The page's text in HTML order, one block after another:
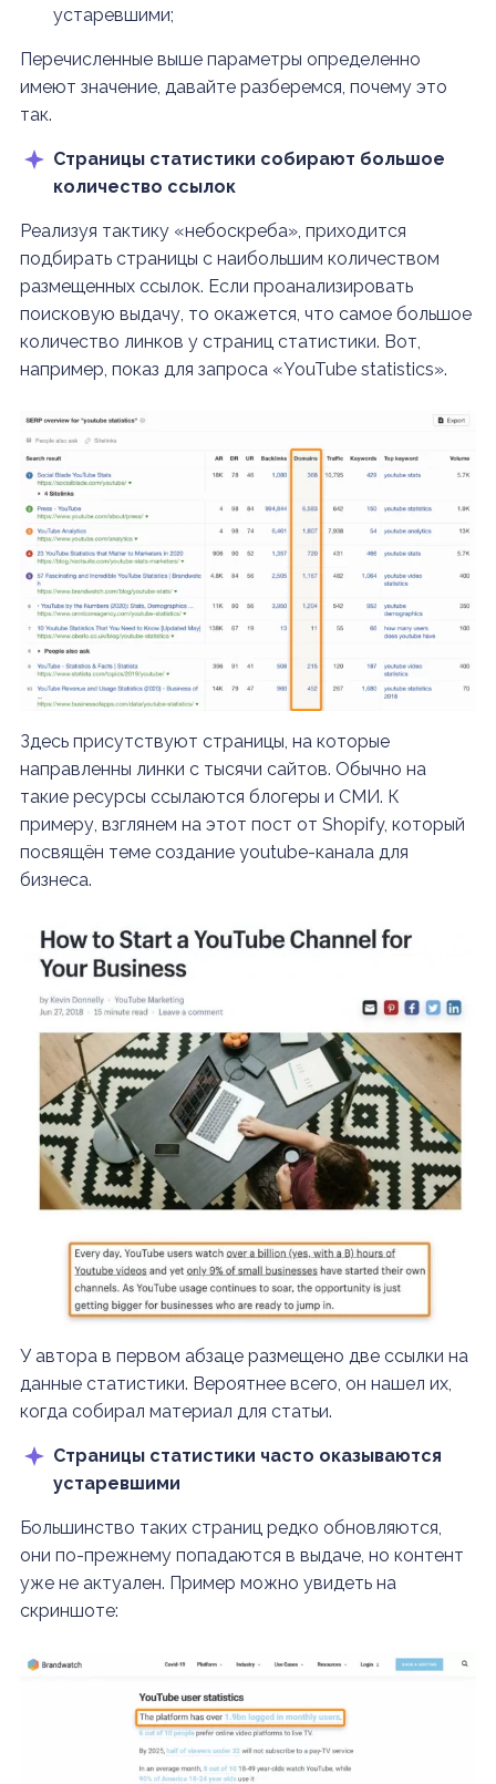
устаревшими;
Перечисленные выше параметры определенно
имеют значение, давайте разберемся, почему это
так.
Страницы статистики собирают большое
количество ссылок
Реализуя тактику «небоскреба», приходится
подбирать страницы с наибольшим количеством
размещенных ссылок. Если проанализировать
поисковую выдачу, то окажется, что самое большое
количество линков у страниц статистики. Вот,
например, показ для запроса «YouTube statistics».
Здесь присутствуют страницы, на которые
направленны линки с тысячи сайтов. Обычно на
такие ресурсы ссылаются блогеры и СМИ. К
примеру, взглянем на этот пост от Shopify, который
посвящён теме создание youtube-канала для
бизнеса.
У автора в первом абзаце размещено две ссылки на
данные статистики. Вероятнее всего, он нашел их,
когда собирал материал для статьи.
Страницы статистики часто оказываются
устаревшими
Большинство таких страниц редко обновляются,
они по-прежнему попадаются в выдаче, но контент
уже не актуален. Пример можно увидеть на
скриншоте: